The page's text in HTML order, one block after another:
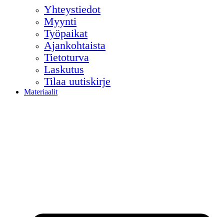
Yhteystiedot
Myynti
Työpaikat
Ajankohtaista
Tietoturva
Laskutus
Tilaa uutiskirje
Materiaalit